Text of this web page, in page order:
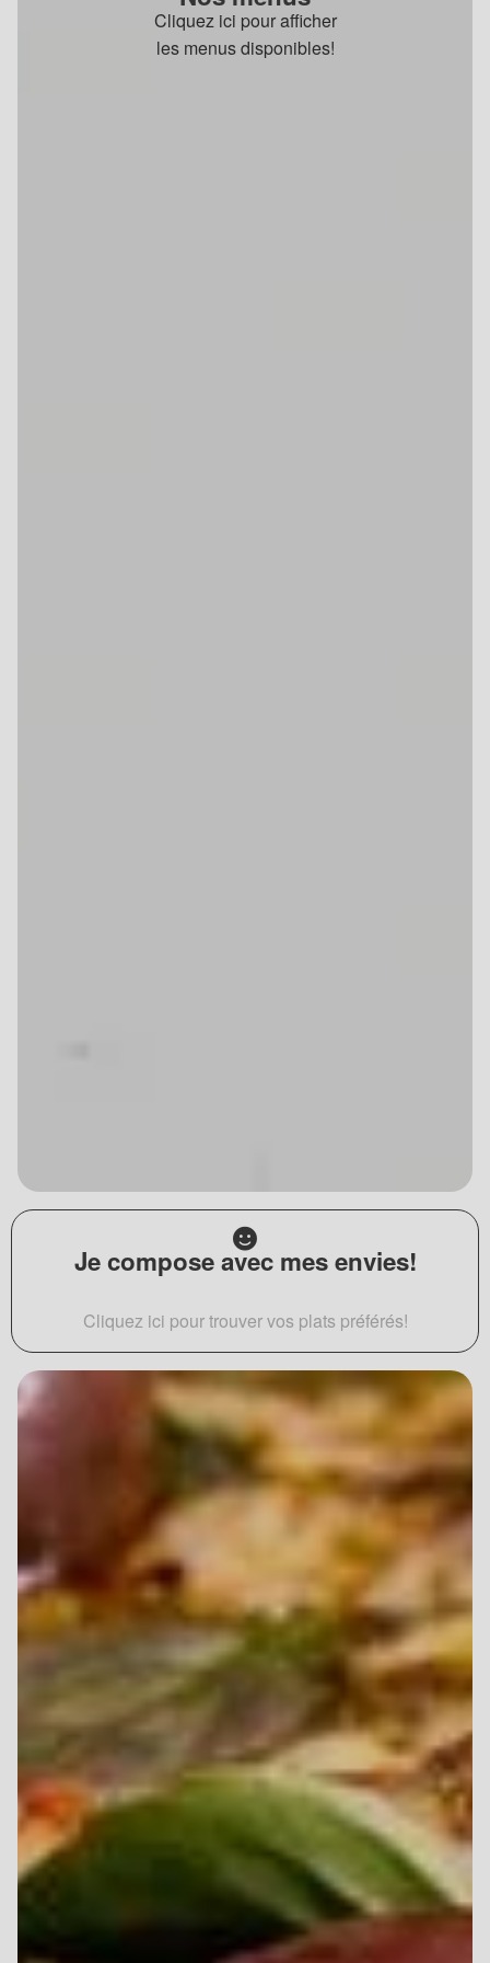
Cliquez ici pour afficher
les menus disponibles!
Je compose avec mes envies!
Cliquez ici pour trouver vos plats préférés!